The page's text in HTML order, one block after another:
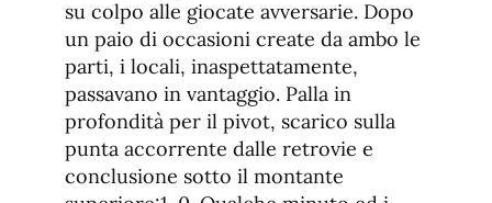
su colpo alle giocate avversarie. Dopo
un paio di occasioni create da ambo le
parti, i locali, inaspettatamente,
passavano in vantaggio. Palla in
profondità per il pivot, scarico sulla
punta accorrente dalle retrovie e
conclusione sotto il montante